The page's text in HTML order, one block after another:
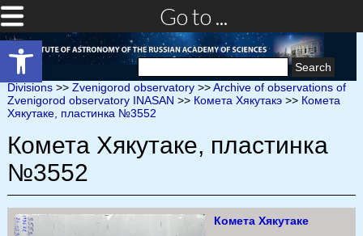
Open toolbar
Go to ...
Search
Divisions >> Zvenigorod observatory >>Archive of observations of
Zvenigorod observatory INASAN >> Комета Хякутакэ >> Комета
Хякутаке, пластинка №3552
Комета Хякутаке, пластинка
№3552
Комета Хякутаке